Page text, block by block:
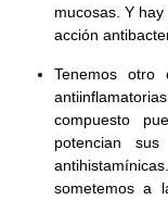
mucosas. Y
acción
Tenemos otro
compuesto
potencian
sometemos a